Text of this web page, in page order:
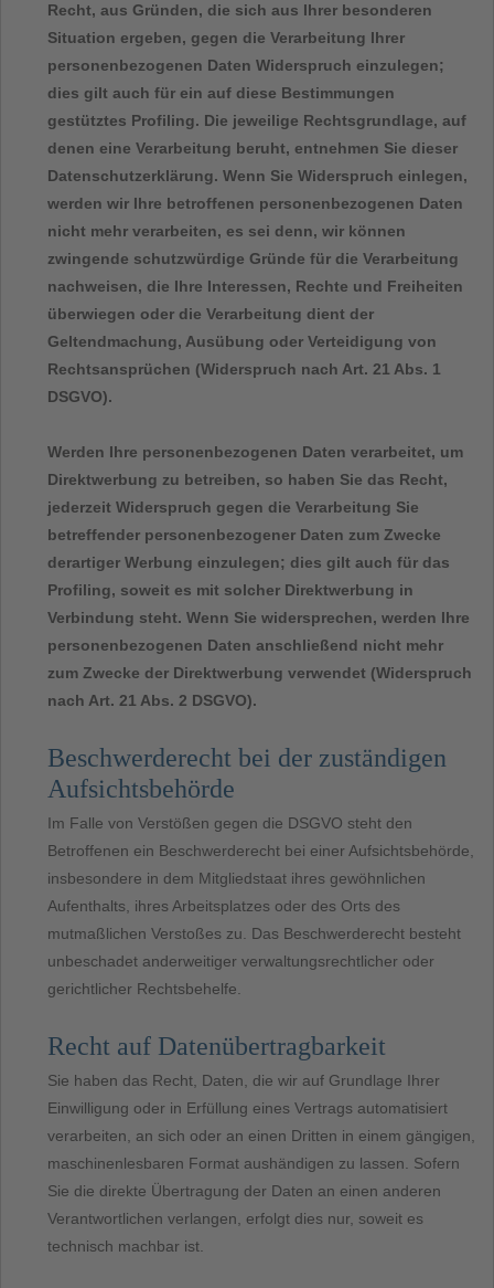
Recht, aus Gründen, die sich aus Ihrer besonderen
Situation ergeben, gegen die Verarbeitung Ihrer
personenbezogenen Daten Widerspruch einzulegen;
dies gilt auch für ein auf diese Bestimmungen
gestütztes Profiling. Die jeweilige Rechtsgrundlage, auf
denen eine Verarbeitung beruht, entnehmen Sie dieser
Datenschutzerklärung. Wenn Sie Widerspruch einlegen,
werden wir Ihre betroffenen personenbezogenen Daten
nicht mehr verarbeiten, es sei denn, wir können
zwingende schutzwürdige Gründe für die Verarbeitung
nachweisen, die Ihre Interessen, Rechte und Freiheiten
überwiegen oder die Verarbeitung dient der
Geltendmachung, Ausübung oder Verteidigung von
Rechtsansprüchen (Widerspruch nach Art. 21 Abs. 1
DSGVO).
Werden Ihre personenbezogenen Daten verarbeitet, um
Direktwerbung zu betreiben, so haben Sie das Recht,
jederzeit Widerspruch gegen die Verarbeitung Sie
betreffender personenbezogener Daten zum Zwecke
derartiger Werbung einzulegen; dies gilt auch für das
Profiling, soweit es mit solcher Direktwerbung in
Verbindung steht. Wenn Sie widersprechen, werden Ihre
personenbezogenen Daten anschließend nicht mehr
zum Zwecke der Direktwerbung verwendet (Widerspruch
nach Art. 21 Abs. 2 DSGVO).
Beschwerderecht bei der zuständigen
Aufsichtsbehörde
Im Falle von Verstößen gegen die DSGVO steht den
Betroffenen ein Beschwerderecht bei einer Aufsichtsbehörde,
insbesondere in dem Mitgliedstaat ihres gewöhnlichen
Aufenthalts, ihres Arbeitsplatzes oder des Orts des
mutmaßlichen Verstoßes zu. Das Beschwerderecht besteht
unbeschadet anderweitiger verwaltungsrechtlicher oder
gerichtlicher Rechtsbehelfe.
Recht auf Datenübertragbarkeit
Sie haben das Recht, Daten, die wir auf Grundlage Ihrer
Einwilligung oder in Erfüllung eines Vertrags automatisiert
verarbeiten, an sich oder an einen Dritten in einem gängigen,
maschinenlesbaren Format aushändigen zu lassen. Sofern
Sie die direkte Übertragung der Daten an einen anderen
Verantwortlichen verlangen, erfolgt dies nur, soweit es
technisch machbar ist.